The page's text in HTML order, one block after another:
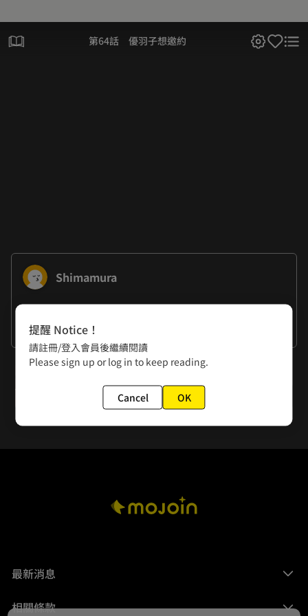
第64話 優羽子想邀約
Shimamura
謝謝大家
下一話
第65話 陸與文化祭
最新消息
相關條款
提醒 Notice！
請註冊/登入會員後繼續閱讀
Please sign up or log in to keep reading.
Cancel OK